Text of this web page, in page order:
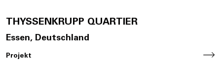
THYSSENKRUPP QUARTIER
Essen, Deutschland
Projekt